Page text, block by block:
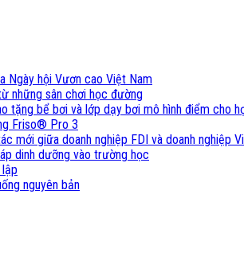
Ngày hội Vươn cao Việt Nam
những sân chơi học đường
tặng bể bơi và lớp dạy bơi mô hình điểm cho
Friso® Pro 3
mới giữa doanh nghiệp FDI và doanh nghiệp
dinh dưỡng vào trường học
nguyên bản